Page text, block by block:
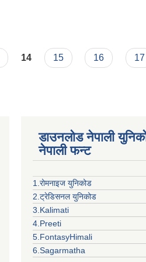
14 15 16 17
डाउनलोड नेपाली
नेपाली फन्ट
1.रोमनाइज युनिकोड
2.ट्रेडिसनल युनिकोड
3.Kalimati
4.Preeti
5.FontasyHimali
6.Sagarmatha